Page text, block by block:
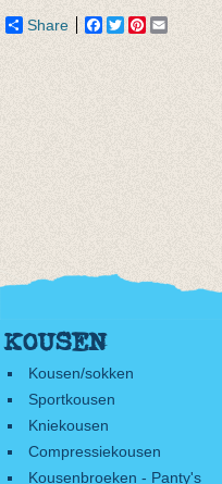
Share Facebook
TwitterPinterest
KOUSEN
Kousen/sokken
Sportkousen
Kniekousen
Compressiekousen
Kousenbroeken - Panty's